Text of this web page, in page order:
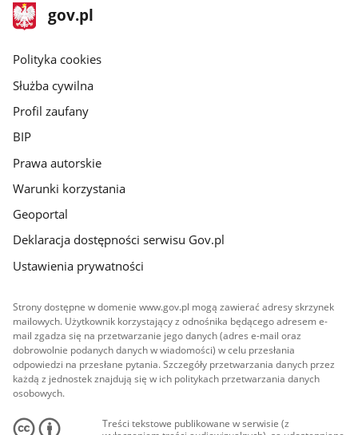
stopka
gov.pl
Strona
gov.pl
gov.pl
Polityka cookies
Służba cywilna
Profil zaufany
BIP
Prawa autorskie
Warunki korzystania
Geoportal
Deklaracja dostępności serwisu Gov.pl
Ustawienia prywatności
Strony dostępne w domenie www.gov.pl mogą zawierać adresy skrzynek
mailowych. Użytkownik korzystający z odnośnika będącego adresem e-
mail zgadza się na przetwarzanie jego danych (adres e-mail oraz
dobrowolnie podanych danych w wiadomości) w celu przesłania
odpowiedzi na przesłane pytania. Szczegóły przetwarzania danych przez
każdą z jednostek znajdują się w ich politykach przetwarzania danych
osobowych.
Treści tekstowe publikowane w serwisie (z